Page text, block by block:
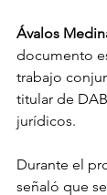
Ávalos
documento
trabajo
titular de
jurídicos.
Durante el
señaló que